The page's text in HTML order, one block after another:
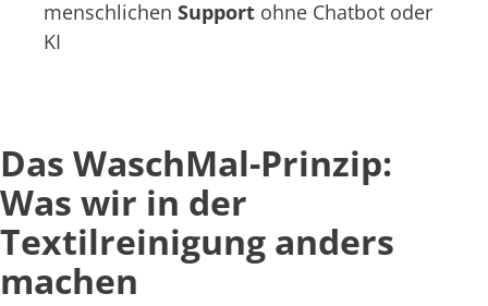
menschlichen Support ohne Chatbot oder
KI
Das WaschMal-Prinzip:
Was wir in der
Textilreinigung anders
machen